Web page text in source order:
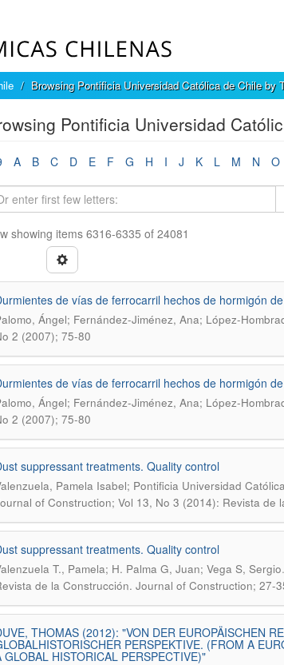
Browsing Pontificia Universidad Católica de Chile by
Pontificia Universidad
A B C D E F G H I J K L M N O
showing items 6316-6335 of 24081
de vías de ferrocarril hechos de hormigón
Ángel; Fernández-Jiménez, Ana; López-
2 (2007); 75-80
de vías de ferrocarril hechos de hormigón
Ángel; Fernández-Jiménez, Ana; López-
2 (2007); 75-80
suppressant treatments. Quality control
Pamela Isabel; Pontificia Universidad
of Construction; Vol 13, No 3 (2014): Revista
suppressant treatments. Quality control
T., Pamela; H. Palma G, Juan; Vega S, Sergio.
de la Construcción. Journal of Construction; 27-
THOMAS (2012): "VON DER EUROPÄISCHEN
PERSPEKTIVE. (FROM A
GLOBAL HISTORICAL PERSPECTIVE)"